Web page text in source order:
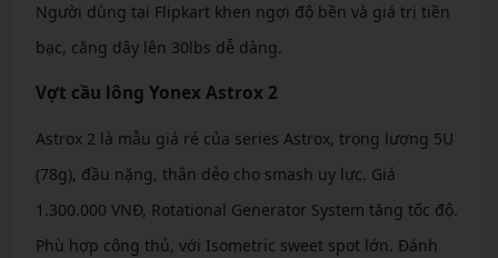
Người dùng tại Flipkart khen ngợi độ bền và giá trị tiền
bạc, căng dây lên 30lbs dễ dàng.
Vợt cầu lông Yonex Astrox 2
Astrox 2 là mẫu giá rẻ của series Astrox, trọng lượng 5U
(78g), đầu nặng, thân dẻo cho smash uy lực. Giá
1.300.000 VNĐ, Rotational Generator System tăng tốc độ.
Phù hợp công thủ, với Isometric sweet spot lớn. Đánh